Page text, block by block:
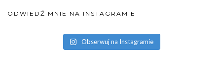
ODWIEDŹ MNIE NA INSTAGRAMIE
Obserwuj na Instagramie